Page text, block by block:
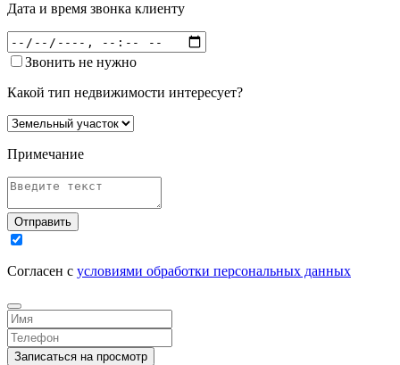
Дата и время звонка клиенту
Звонить не нужно
Какой тип недвижимости интересует?
Примечание
Отправить
Согласен с условиями обработки персональных данных
Записаться на просмотр